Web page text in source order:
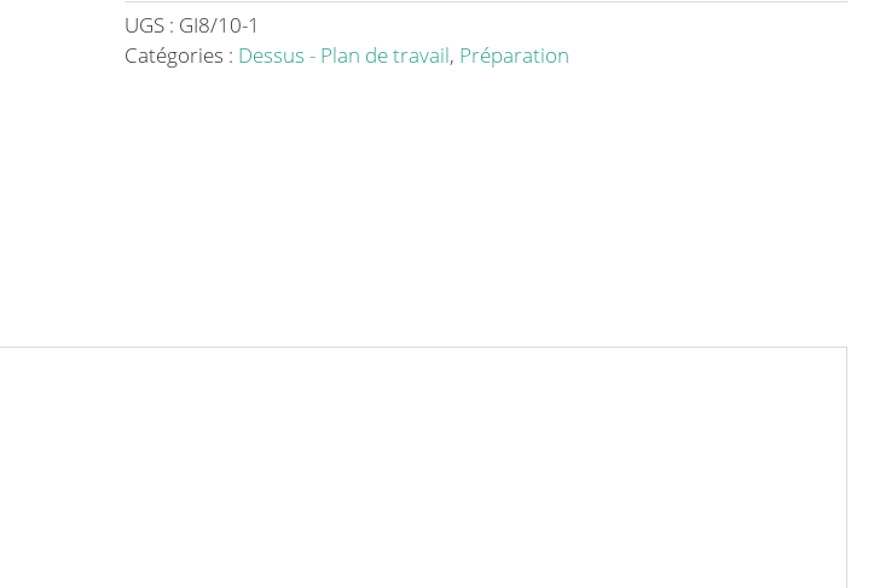
profondeur
800
UGS : GI8/10-1
Catégories : Dessus - Plan de travail, Préparation